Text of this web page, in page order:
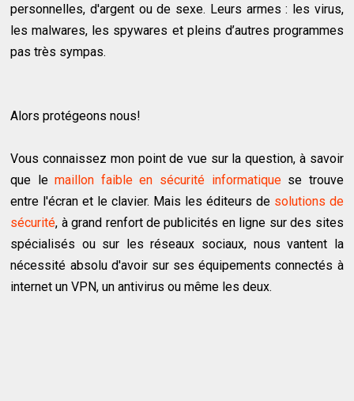
personnelles, d'argent ou de sexe. Leurs armes : les virus,
les malwares, les spywares et pleins d’autres programmes
pas très sympas.
Alors protégeons nous!
Vous connaissez mon point de vue sur la question, à savoir
que lemaillon faible en sécurité informatiquese trouve
entre l'écran et le clavier. Mais les éditeurs de solutions de
sécurité, à grand renfort de publicités en ligne sur des sites
spécialisés ou sur les réseaux sociaux, nous vantent la
nécessité absolu d'avoir sur ses équipements connectés à
internet un VPN, un antivirus ou même les deux.